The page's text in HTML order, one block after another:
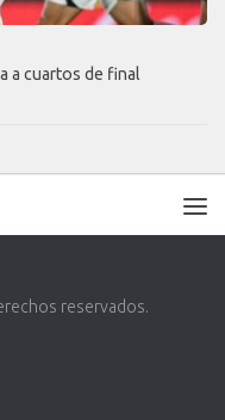
a cuartos de final
reservados.